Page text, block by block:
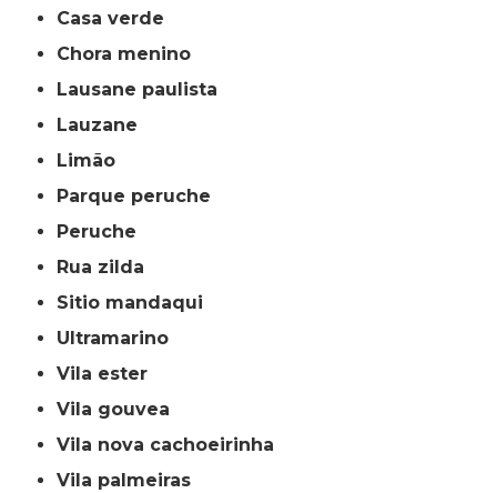
casa verde
chora menino
lausane paulista
lauzane
limão
parque peruche
peruche
rua zilda
sitio mandaqui
ultramarino
vila ester
vila gouvea
vila nova cachoeirinha
vila palmeiras